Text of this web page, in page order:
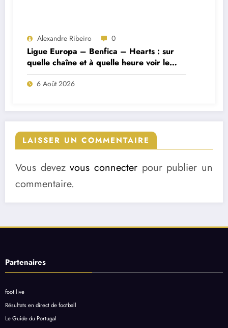
Alexandre Ribeiro 0
Ligue Europa – Benfica – Hearts : sur
quelle chaîne et à quelle heure voir le
match ?
6 Août 2026
LAISSER UN COMMENTAIRE
Vous devezvous connecter pour publier un
commentaire.
Partenaires
foot live
Résultats en direct de football
Le Guide du Portugal